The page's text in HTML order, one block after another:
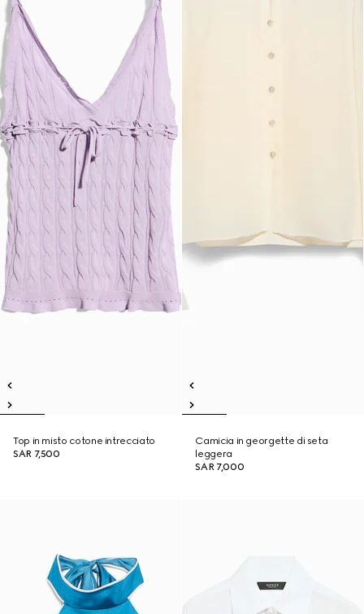
Top in misto cotone intrecciato
SAR 7,500
Camicia in georgette di seta
leggera
SAR 7,000